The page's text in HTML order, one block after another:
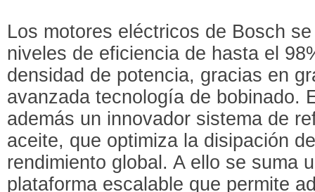
Los motores eléctricos de Bosch
niveles de eficiencia de hasta el
densidad de potencia, gracias en
avanzada tecnología de bobinado.
además un innovador sistema de
aceite, que optimiza la disipación
rendimiento global. A ello se suma
plataforma escalable que permite